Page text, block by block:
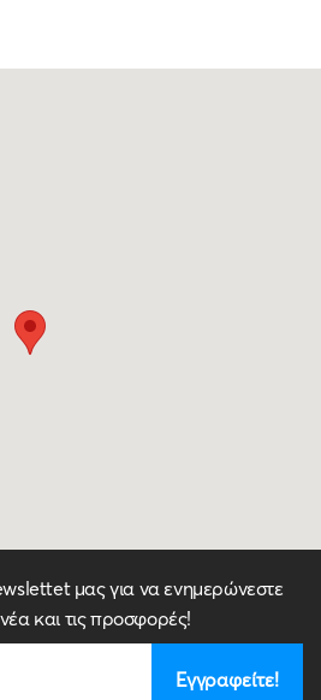
μας για να ενημερώνεστε
και τις προσφορές!